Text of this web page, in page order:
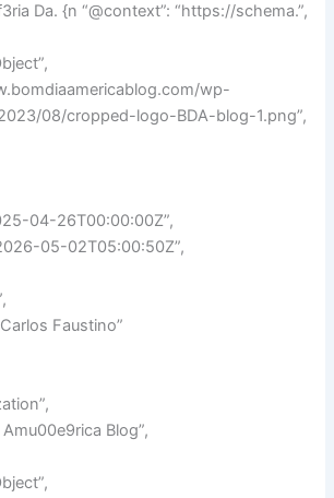
Da. {n “@context”: “https://schema.”,
wp-
08/cropped-logo-BDA-blog-1.png”,
04-26T00:00:00Z”,
05-02T05:00:50Z”,
Faustino”
Amu00e9rica Blog”,